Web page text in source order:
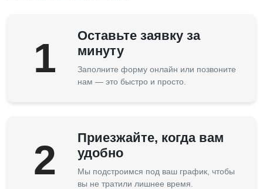
1
Оставьте заявку за
минуту
Заполните форму онлайн или позвоните
нам — это быстро и просто.
2
Приезжайте, когда вам
удобно
Мы подстроимся под ваш график, чтобы
вы не тратили лишнее время.